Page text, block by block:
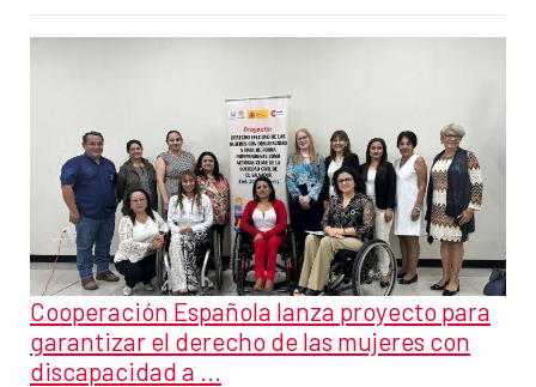
Cooperación Española lanza proyecto para
garantizar el derecho de las mujeres con
discapacidad a ...